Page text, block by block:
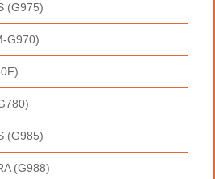
(G975)
G970)
(G985)
(G988)